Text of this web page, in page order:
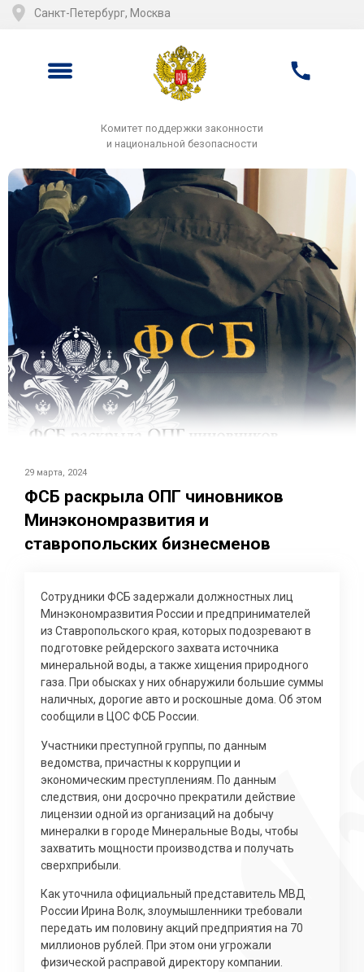
Санкт-Петербург, Москва
Комитет поддержки законности
и национальной безопасности
29 марта, 2024
ФСБ раскрыла ОПГ чиновников
Минэкономразвития и
ставропольских бизнесменов
Сотрудники ФСБ задержали должностных лиц
Минэкономразвития России и предпринимателей
из Ставропольского края, которых подозревают в
подготовке рейдерского захвата источника
минеральной воды, а также хищения природного
газа. При обысках у них обнаружили большие суммы
наличных, дорогие авто и роскошные дома. Об этом
сообщили в ЦОС ФСБ России.
Участники преступной группы, по данным
ведомства, причастны к коррупции и
экономическим преступлениям. По данным
следствия, они досрочно прекратили действие
лицензии одной из организаций на добычу
минералки в городе Минеральные Воды, чтобы
захватить мощности производства и получать
сверхприбыли.
Как уточнила официальный представитель МВД
России Ирина Волк, злоумышленники требовали
передать им половину акций предприятия на 70
миллионов рублей. При этом они угрожали
физической расправой директору компании.